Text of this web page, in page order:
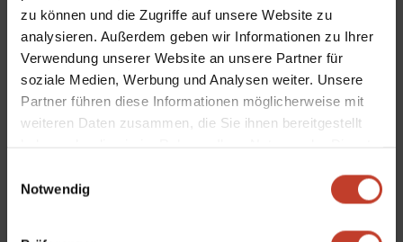
zu können und die Zugriffe auf unsere Website zu
analysieren. Außerdem geben wir Informationen zu Ihrer
Verwendung unserer Website an unsere Partner für
soziale Medien, Werbung und Analysen weiter. Unsere
Partner führen diese Informationen möglicherweise mit
weiteren Daten zusammen, die Sie ihnen bereitgestellt
Notwendig
Dem scheidenen Trainer der 1.Herren Andreas Fineske
danken wir auch auf diesem Weg für seine Arbeit und
wünschen Ihm für die Zukunft alles Gute.
Der 2.Herren Trainer Ronald Sikorski wird in der kommenden
Saison wieder im Nachwuchsbereich tätig sein. Auch Ihm gilt
unser Dank und wir wünschen Ihm weitere erfolgreiche Jahre